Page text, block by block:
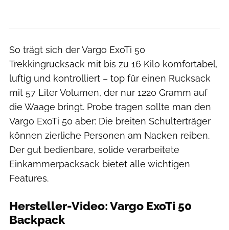
So trägt sich der Vargo ExoTi 50
Trekkingrucksack mit bis zu 16 Kilo komfortabel,
luftig und kontrolliert – top für einen Rucksack
mit 57 Liter Volumen, der nur 1220 Gramm auf
die Waage bringt. Probe tragen sollte man den
Vargo ExoTi 50 aber: Die breiten Schulterträger
können zierliche Personen am Nacken reiben.
Der gut bedienbare, solide verarbeitete
Einkammerpacksack bietet alle wichtigen
Features.
Hersteller-Video: Vargo ExoTi 50
Backpack